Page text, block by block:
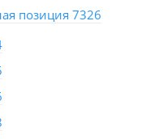
позиция 7326